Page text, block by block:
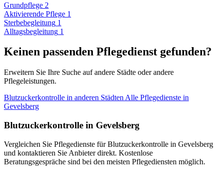
Grundpflege 2
Aktivierende Pflege 1
Sterbebegleitung 1
Alltagsbegleitung 1
Keinen passenden Pflegedienst gefunden?
Erweitern Sie Ihre Suche auf andere Städte oder andere
Pflegeleistungen.
Blutzuckerkontrolle in anderen Städten Alle Pflegedienste in
Gevelsberg
Blutzuckerkontrolle in Gevelsberg
Vergleichen Sie Pflegedienste für Blutzuckerkontrolle in Gevelsberg
und kontaktieren Sie Anbieter direkt. Kostenlose
Beratungsgespräche sind bei den meisten Pflegediensten möglich.